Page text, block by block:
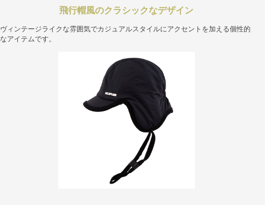
飛行帽風のクラシックなデザイン
ヴィンテージライクな雰囲気でカジュアルスタイルにアクセントを加える個性的
なアイテムです。